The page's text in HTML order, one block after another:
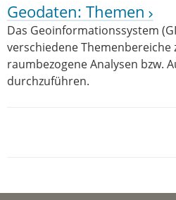
Geodaten: Themen
Das Geoinformationssystem
verschiedene
raumbezogene Analysen bzw.
durchzuführen.